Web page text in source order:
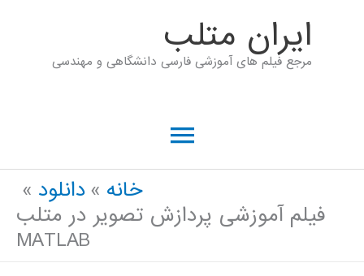
ايران متلب
مرجع فیلم های آموزشی فارسی دانشگاهی و مهندسی
فهرست
اصلیخانه
دانلود
فیلم آموزشی پردازش تصویر در متلب
MATLAB